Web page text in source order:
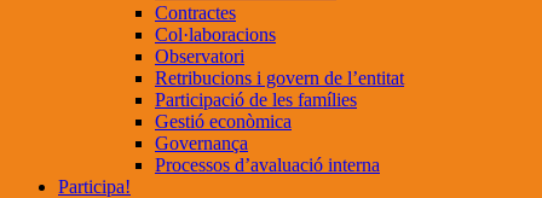
Contractes
Col·laboracions
Observatori
Retribucions i govern de l’entitat
Participació de les famílies
Gestió econòmica
Governança
Processos d’avaluació interna
Participa!